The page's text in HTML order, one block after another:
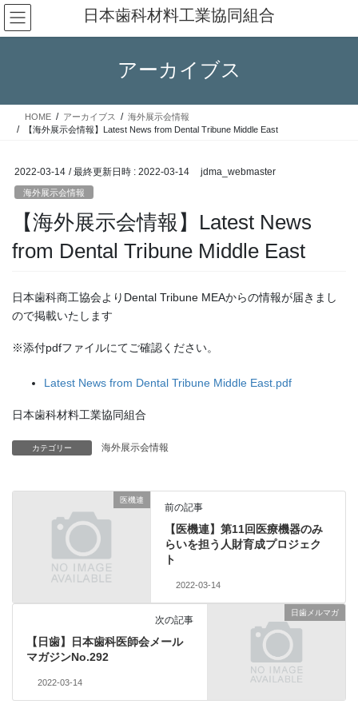
コ
ン
テ
ス
ナ
ビ
ゲ
ン
日本歯科材料工業協同組合
アーカイブス
HOME アーカイブス
海外展示会情報
【海外展示会情報】Latest News from Dental Tribune Middle East
2022-03-14 / 最終更新日時 : 2022-03-14 jdma_webmaster
海外展示会情報
【海外展示会情報】Latest News
from Dental Tribune Middle East
日本歯科商工協会よりDental Tribune MEAからの情報が届きまし
ので掲載いたします
※添付pdfファイルにてご確認ください。
Latest News from Dental Tribune Middle East.pdf
日本歯科材料工業協同組合
カテゴリー 海外展示会情報
医機連
前の記事
【医機連】第11回医療機器のみ
らいを担う人財育成プロジェク
ト
2022-03-14
日歯メルマガ
次の記事
【日歯】日本歯科医師会メール
マガジンNo.292
2022-03-14